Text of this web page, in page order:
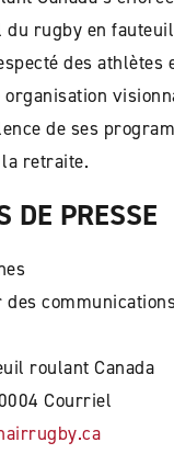
du rugby en
des athlètes
de ses
retraite.
DE PRESSE
des
roulant Canada
Courriel